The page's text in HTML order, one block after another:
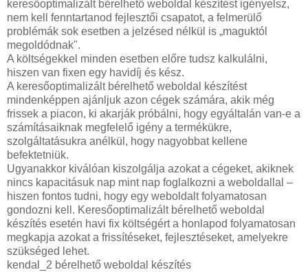
keresőoptimalizált bérelhető weboldal készítést igényelsz,
nem kell fenntartanod fejlesztői csapatot, a felmerülő
problémák sok esetben a jelzésed nélkül is „maguktól
megoldódnak".
A költségekkel minden esetben előre tudsz kalkulálni,
hiszen van fixen egy havidíj és kész.
A keresőoptimalizált bérelhető weboldal készítést
mindenképpen ajánljuk azon cégek számára, akik még
frissek a piacon, ki akarják próbálni, hogy egyáltalán van-e a
számításaiknak megfelelő igény a termékükre,
szolgáltatásukra anélkül, hogy nagyobbat kellene
befektetniük.
Ugyanakkor kiválóan kiszolgálja azokat a cégeket, akiknek
nincs kapacitásuk nap mint nap foglalkozni a weboldallal –
hiszen fontos tudni, hogy egy weboldalt folyamatosan
gondozni kell. Keresőoptimalizált bérelhető weboldal
készítés esetén havi fix költségért a honlapod folyamatosan
megkapja azokat a frissítéseket, fejlesztéseket, amelyekre
szükséged lehet.
kendal_2 bérelhető weboldal készítés